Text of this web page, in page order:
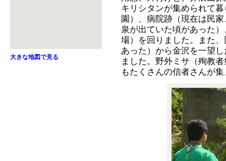
大きな地図で見る
キリシタンが集められて
園）、病院跡（現在は民
泉が出ていた頃があった
場）を回りました。また
あった）から金沢を一望
ました。野外ミサ（殉教
もたくさんの信者さんが